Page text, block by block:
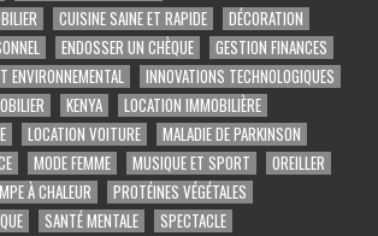
CUISINE SAINE ET RAPIDE
DÉCORATION
ENDOSSER UN CHÈQUE
GESTION FINANCES
ENVIRONNEMENTAL
INNOVATIONS TECHNOLOGIQUES
KENYA
LOCATION IMMOBILIÈRE
LOCATION VOITURE
MALADIE DE PARKINSON
MODE FEMME MUSIQUE ET SPORT
OREILLER
À CHALEUR
PROTÉINES VÉGÉTALES
SANTÉ MENTALE
SPECTACLE